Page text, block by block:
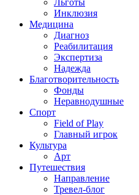
Льготы
Инклюзия
Медицина
Диагноз
Реабилитация
Экспертиза
Надежда
Благотворительность
Фонды
Неравнодушные
Спорт
Field of Play
Главный игрок
Культура
Арт
Путешествия
Направление
Тревел-блог